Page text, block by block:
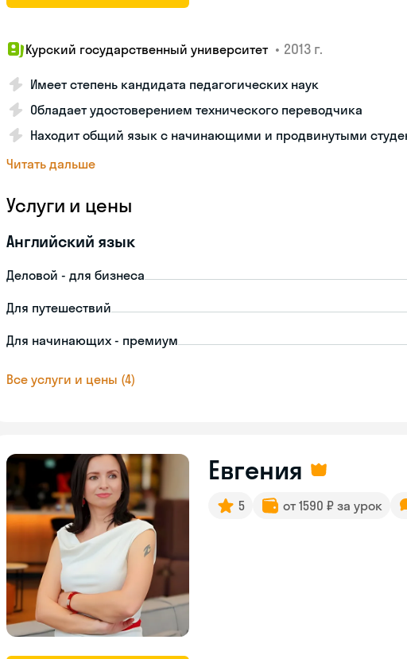
Курский государственный университет • 2013 г.
Имеет степень кандидата педагогических наук
Обладает удостоверением технического переводчика
Находит общий язык с начинающими и продвинутыми
Читать дальше
Услуги и цены
Английский язык
Деловой - для бизнеса
Для путешествий
Для начинающих - премиум
Все услуги и цены (4)
Евгения
5 от 1590 ₽ за урок